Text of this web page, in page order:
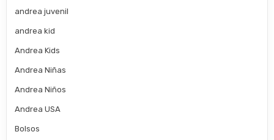
andrea juvenil
andrea kid
Andrea Kids
Andrea Niñas
Andrea Niños
Andrea USA
Bolsos